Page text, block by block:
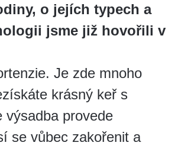
o jejích typech a
jsme již hovořili v
Je zde mnoho
krásný keř s
výsadba provede
se vůbec zakořenit a